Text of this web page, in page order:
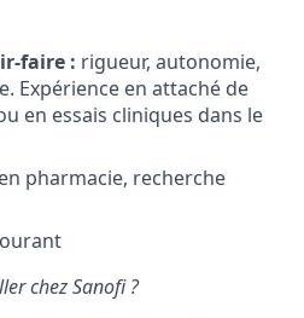
faire : rigueur, autonomie,
Expérience en attaché de
en essais cliniques dans le
pharmacie, recherche
chez Sanofi ?